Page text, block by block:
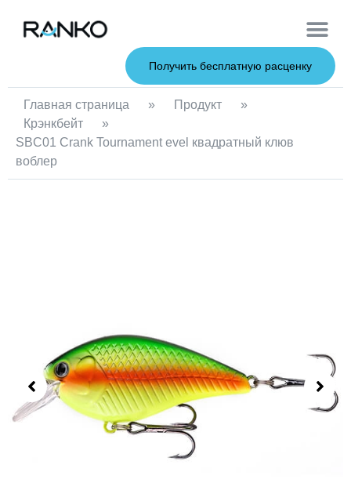
Получить бесплатную расценку
Главная страница » Продукт
»
Крэнкбейт
»
SBC01 Crank Tournament evel квадратный клюв
воблер